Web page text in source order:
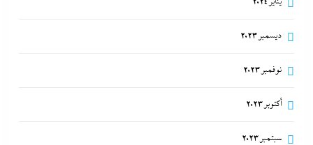
ديسمبر 2023
نوفمبر 2023
أكتوبر 2023
سبتمبر 2023